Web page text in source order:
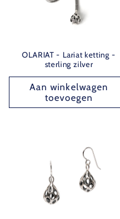
OLARIAT - Lariat ketting -
sterling zilver
Aan winkelwagen
toevoegen